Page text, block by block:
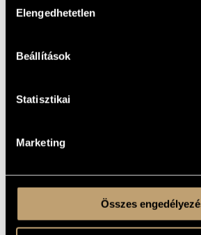
kiválasztása
Elengedhetetlen
Beállítások
Statisztikai
Marketing
Összes
2020